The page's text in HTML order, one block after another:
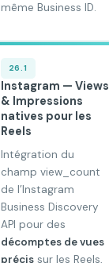
même Business ID.
26.1
Instagram — Views
& Impressions
natives pour les
Reels
Intégration du
champ view_count
de l’Instagram
Business Discovery
API pour des
décomptes de vues
précissur les Reels,